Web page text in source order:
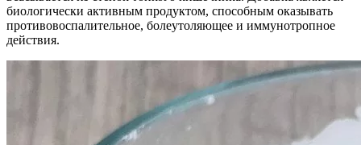
биологически активным продуктом, способным оказывать
противовоспалительное, болеутоляющее и иммунотропное
действия.